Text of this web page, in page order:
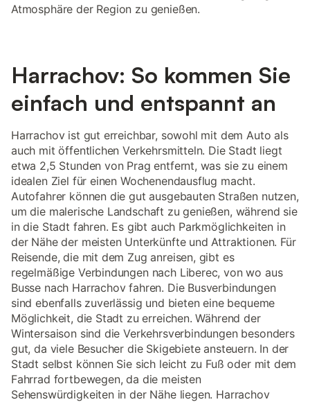
Atmosphäre der Region zu genießen.
Harrachov: So kommen Sie
einfach und entspannt an
Harrachov ist gut erreichbar, sowohl mit dem Auto als
auch mit öffentlichen Verkehrsmitteln. Die Stadt liegt
etwa 2,5 Stunden von Prag entfernt, was sie zu einem
idealen Ziel für einen Wochenendausflug macht.
Autofahrer können die gut ausgebauten Straßen nutzen,
um die malerische Landschaft zu genießen, während sie
in die Stadt fahren. Es gibt auch Parkmöglichkeiten in
der Nähe der meisten Unterkünfte und Attraktionen. Für
Reisende, die mit dem Zug anreisen, gibt es
regelmäßige Verbindungen nach Liberec, von wo aus
Busse nach Harrachov fahren. Die Busverbindungen
sind ebenfalls zuverlässig und bieten eine bequeme
Möglichkeit, die Stadt zu erreichen. Während der
Wintersaison sind die Verkehrsverbindungen besonders
gut, da viele Besucher die Skigebiete ansteuern. In der
Stadt selbst können Sie sich leicht zu Fuß oder mit dem
Fahrrad fortbewegen, da die meisten
Sehenswürdigkeiten in der Nähe liegen. Harrachov